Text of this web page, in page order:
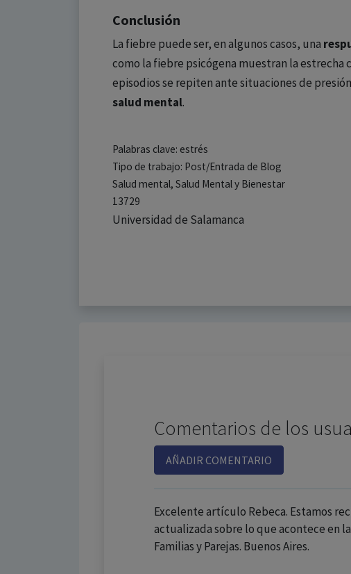
Conclusión
La fiebre puede ser, en algunos casos, una
como la fiebre psicógena muestran la
episodios se repiten ante situaciones de
salud mental.
Palabras clave: estrés
Tipo de trabajo: Post/Entrada de Blog
Salud mental, Salud Mental y Bienestar
13729
Universidad de Salamanca
Comentarios de los
AÑADIR COMENTARIO
Excelente artículo Rebeca. Estamos
actualizada sobre lo que acontece en
Familias y Parejas. Buenos Aires.